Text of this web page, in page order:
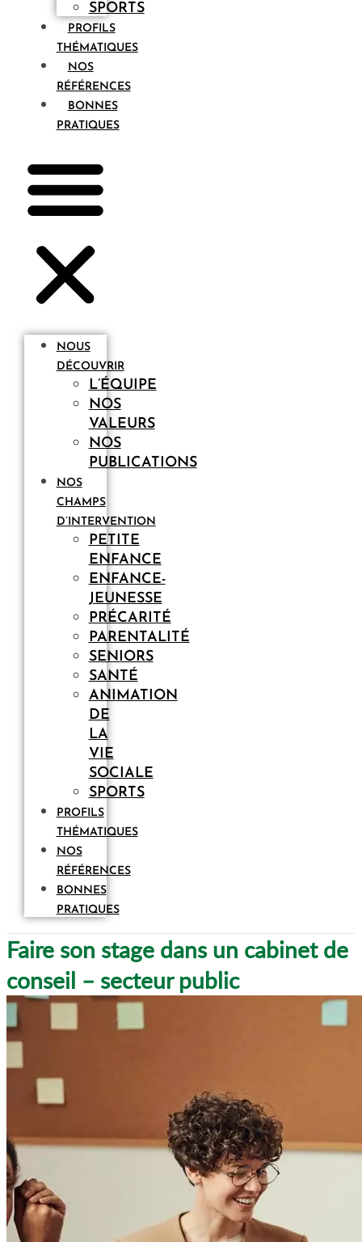
SPORTS
PROFILS
THÉMATIQUES
NOS
RÉFÉRENCES
BONNES
PRATIQUES
NOUS
DÉCOUVRIR
L’ÉQUIPE
NOS
VALEURS
NOS
PUBLICATIONS
NOS
CHAMPS
D’INTERVENTION
PETITE
ENFANCE
ENFANCE-
JEUNESSE
PRÉCARITÉ
PARENTALITÉ
SENIORS
SANTÉ
ANIMATION
DE
LA
VIE
SOCIALE
SPORTS
PROFILS
THÉMATIQUES
NOS
RÉFÉRENCES
BONNES
PRATIQUES
Faire son stage dans un cabinet de
conseil – secteur public